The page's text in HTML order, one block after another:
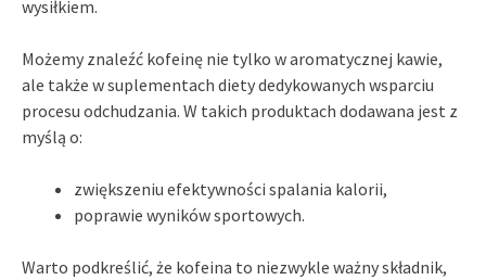
wysiłkiem.
Możemy znaleźć kofeinę nie tylko w aromatycznej kawie,
ale także w suplementach diety dedykowanych wsparciu
procesu odchudzania. W takich produktach dodawana jest z
myślą o:
zwiększeniu efektywności spalania kalorii,
poprawie wyników sportowych.
Warto podkreślić, że kofeina to niezwykle ważny składnik,